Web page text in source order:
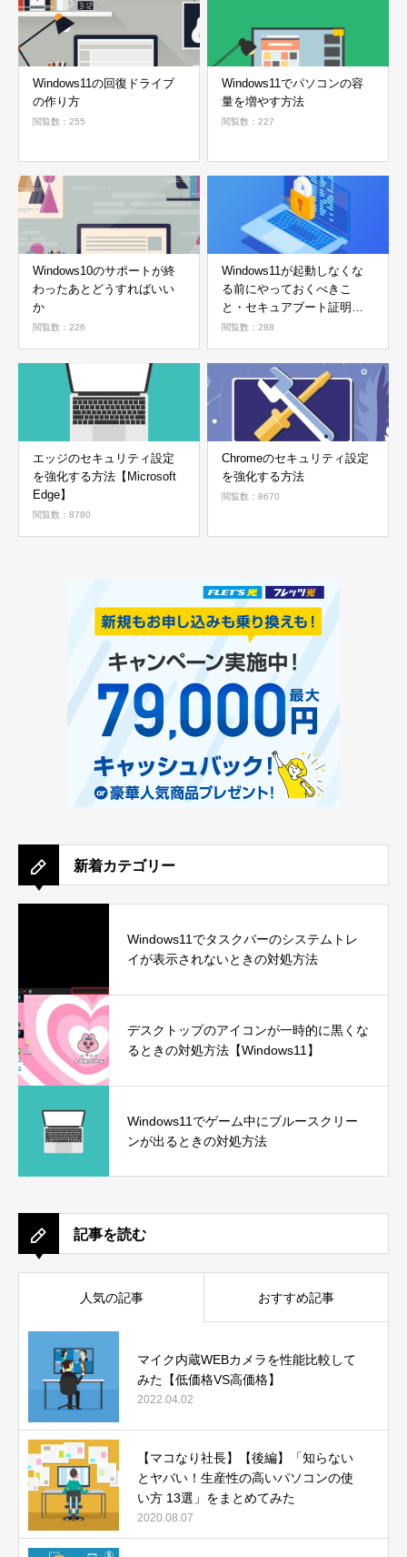
Windows11の回復ドライブ
の作り方
閲覧数：255
Windows11でパソコンの容
量を増やす方法
閲覧数：227
Windows10のサポートが終
わったあとどうすればいい
か
閲覧数：226
Windows11が起動しなくな
る前にやっておくべきこ
と・セキュアブート証明書
の確認方法
閲覧数：288
エッジのセキュリティ設定
を強化する方法【Microsoft
Edge】
閲覧数：8780
Chromeのセキュリティ設定
を強化する方法
閲覧数：8670
新着カテゴリー
Windows11でタスクバーのシステムトレ
イが表示されないときの対処方法
デスクトップのアイコンが一時的に黒くな
るときの対処方法【Windows11】
Windows11でゲーム中にブルースクリー
ンが出るときの対処方法
記事を読む
人気の記事 おすすめ記事
マイク内蔵WEBカメラを性能比較して
みた【低価格VS高価格】
2022.04.02
【マコなり社長】【後編】「知らない
とヤバい！生産性の高いパソコンの使
い方 13選」をまとめてみた
2020.08.07